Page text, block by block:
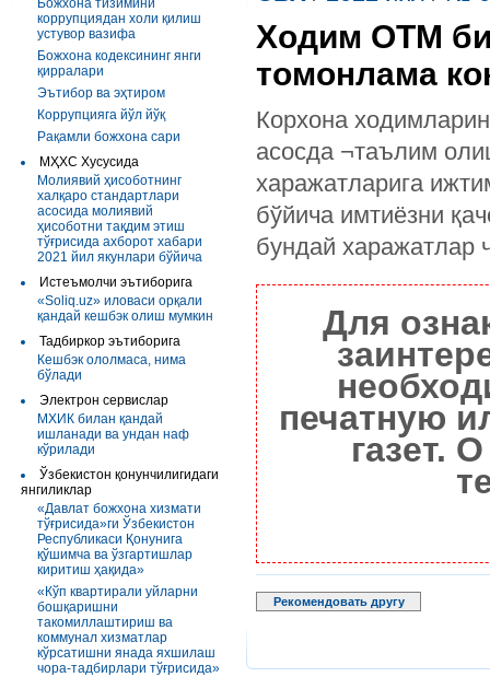
Божхона тизимини
коррупциядан холи қилиш
устувор вазифа
Божхона кодексининг янги
қирралари
Эътибор ва эҳтиром
Коррупцияга йўл йўқ
Рақамли божхона сари
МҲХС Хусусида
Молиявий ҳисоботнинг
халқаро стандартлари
асосида молиявий
ҳисоботни тақдим этиш
тўғрисида ахборот хабари
2021 йил якунлари бўйича
Истеъмолчи эътиборига
«Soliq.uz» иловаси орқали
қандай кешбэк олиш мумкин
Тадбиркор эътиборига
Кешбэк ололмаса, нима
бўлади
Электрон сервислар
МХИК билан қандай
ишланади ва ундан наф
кўрилади
Ўзбекистон қонунчилигидаги
янгиликлар
«Давлат божхона хизмати
тўғрисида»ги Ўзбекистон
Республикаси Қонунига
қўшимча ва ўзгартишлар
киритиш ҳақида»
«Кўп квартирали уйларни
бошқаришни
такомиллаштириш ва
коммунал хизматлар
кўрсатишни янада яхшилаш
чора-тадбирлари тўғрисида»
Ходим ОТМ
томонлама
Корхона
асосда ¬таълим
харажатларига
бўйича имтиёзни
бундай харажатлар
Для
печатную
газет.
Рекомендовать другу